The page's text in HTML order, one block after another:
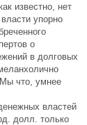
известно, нет
упорно
о
в долговых
что, умнее
властей
долл. только